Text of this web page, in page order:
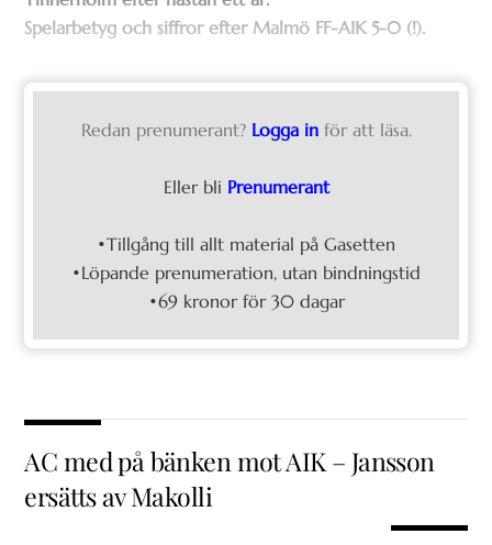
Spelarbetyg och siffror efter Malmö FF-AIK 5-0 (!).
Redan prenumerant? Logga in för att läsa.
Eller bli Prenumerant
•Tillgång till allt material på Gasetten
•Löpande prenumeration, utan bindningstid
•69 kronor för 30 dagar
AC med på bänken mot AIK – Jansson
ersätts av Makolli